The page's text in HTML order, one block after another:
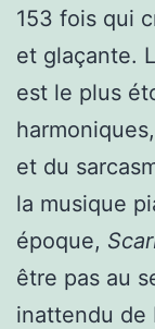
153 fois qui
et glaçante.
est le plus
et du
la musique
époque,
être pas au
inattendu de